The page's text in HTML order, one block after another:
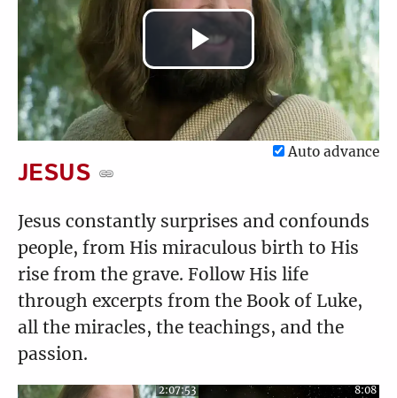
Play
Video
Auto advance
JESUS
Jesus constantly surprises and confounds
people, from His miraculous birth to His
rise from the grave. Follow His life
through excerpts from the Book of Luke,
all the miracles, the teachings, and the
passion.
2:07:53 8:08